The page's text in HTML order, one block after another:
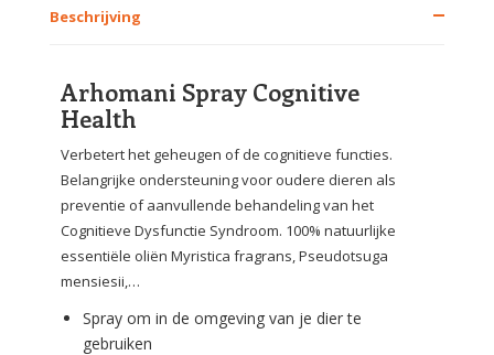
Beschrijving
Arhomani Spray Cognitive
Health
Verbetert het geheugen of de cognitieve functies.
Belangrijke ondersteuning voor oudere dieren als
preventie of aanvullende behandeling van het
Cognitieve Dysfunctie Syndroom. 100% natuurlijke
essentiële oliën Myristica fragrans, Pseudotsuga
mensiesii,…
Spray om in de omgeving van je dier te
gebruiken